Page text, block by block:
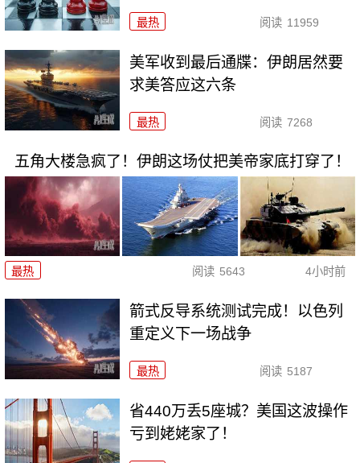
最热 阅读 11959
美军收到最后通牒：伊朗居然要
求美答应这六条
最热 阅读 7268
五角大楼急疯了！伊朗这场仗把美帝家底打穿了！
最热 阅读 5643 4小时前
箭式反导系统测试完成！以色列
重定义下一场战争
最热 阅读 5187
省440万丢5座城？美国这波操作
亏到姥姥家了！